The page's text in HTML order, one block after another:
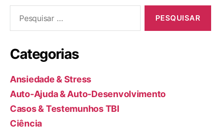
por:
Categorias
Ansiedade & Stress
Auto-Ajuda & Auto-Desenvolvimento
Casos & Testemunhos TBI
Ciência